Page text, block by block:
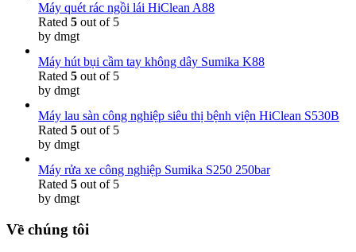
Máy quét rác ngồi lái HiClean A88
Rated 5 out of 5
by dmgt
Máy hút bụi cầm tay không dây Sumika K88
Rated 5 out of 5
by dmgt
Máy lau sàn công nghiệp siêu thị bệnh viện HiClean S530B
Rated 5 out of 5
by dmgt
Máy rửa xe công nghiệp Sumika S250 250bar
Rated 5 out of 5
by dmgt
Về chúng tôi